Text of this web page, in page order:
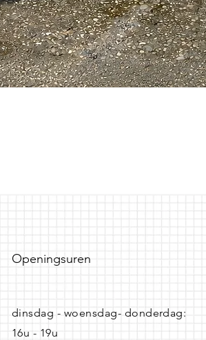
Openingsuren
dinsdag - woensdag- donderdag:
16u - 19u